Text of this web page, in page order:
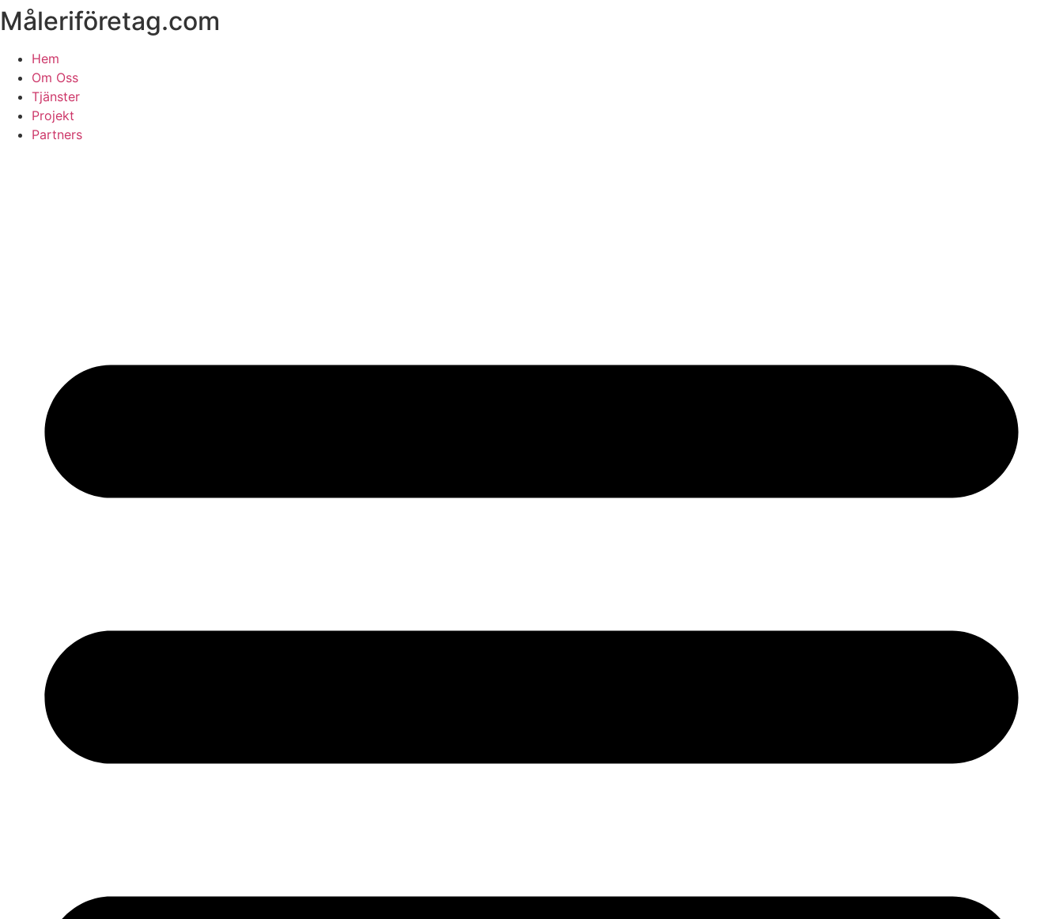
Skip
to
content
Måleriföretag.com
Hem
Om Oss
Tjänster
Projekt
Partners